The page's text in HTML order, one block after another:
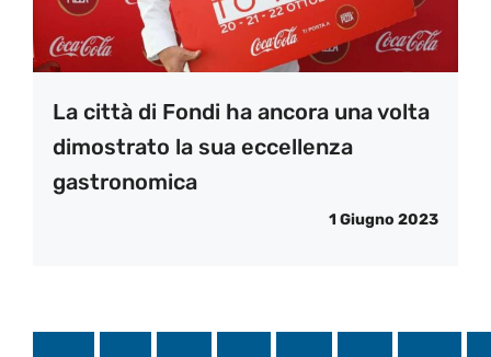
La città di Fondi ha ancora una volta
dimostrato la sua eccellenza
gastronomica
1 Giugno 2023